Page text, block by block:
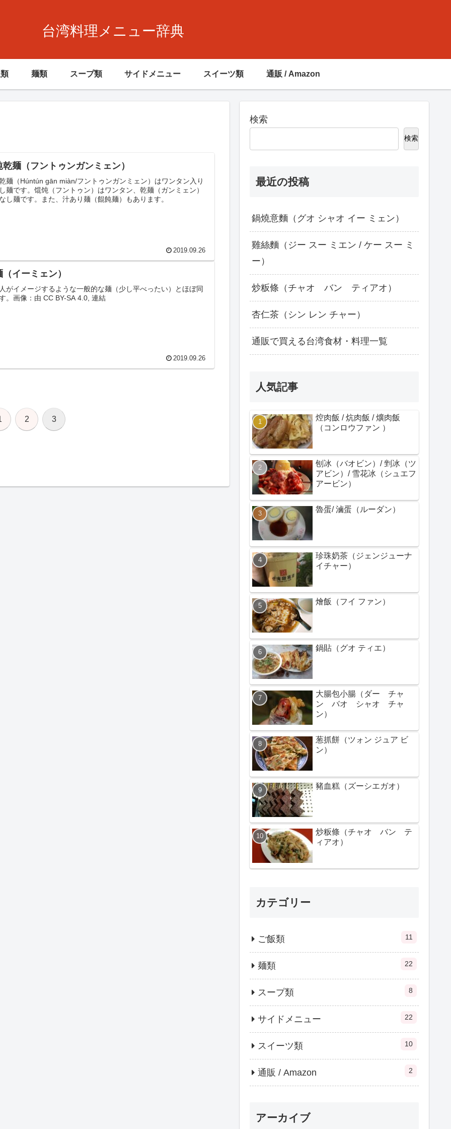
台湾料理メニュー辞典
麺類 スープ類 サイドメニュー スイーツ類 通販 / Amazon
乾麺（フントゥンガンミェン）
麺（Húntún gān miàn/フントゥンガンミェン）はワンタン入り
麺です。馄饨（フントゥン）はワンタン、乾麺（ガンミェン）
し麺です。また、汁あり麺（餛飩麺）もあります。
2019.09.26
（イーミェン）
がイメージするような一般的な麺（少し平べったい）とほぼ同
。画像：由 CC BY-SA 4.0, 連結
2019.09.26
2 3
検索
検索
最近の投稿
鍋燒意麵（グオ シャオ イー ミェン）
雞絲麵（ジー スー ミエン / ケー スー ミ
ー）
炒粄條（チャオ バン ティアオ）
杏仁茶（シン レン チャー）
通販で買える台湾食材・料理一覧
人気記事
焢肉飯 / 炕肉飯 / 爌肉飯
（コンロウファン ）
刨冰（バオビン）/ 剉冰（ツ
アビン）/ 雪花冰（シュエフ
アービン）
魯蛋/ 滷蛋（ルーダン）
珍珠奶茶（ジェンジューナ
イチャー）
燴飯（フイ ファン）
鍋貼（グオ ティエ）
大腸包小腸（ダー チャ
ン バオ シャオ チャ
ン）
葱抓餅（ツォン ジュア ビ
ン）
豬血糕（ズーシエガオ）
炒粄條（チャオ バン テ
ィアオ）
カテゴリー
ご飯類 11
麺類 22
スープ類 8
サイドメニュー 22
スイーツ類 10
通販 / Amazon 2
アーカイブ